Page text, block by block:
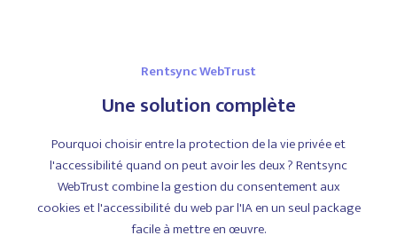
Rentsync WebTrust
Une solution complète
Pourquoi choisir entre la protection de la vie privée et
l'accessibilité quand on peut avoir les deux ? Rentsync
WebTrust combine la gestion du consentement aux
cookies et l'accessibilité du web par l'IA en un seul package
facile à mettre en œuvre.